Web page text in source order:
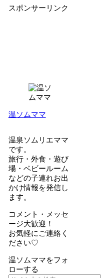
スポンサーリンク
温ソムママ
温泉ソムリエママ
です。
旅行・外食・遊び
場・ベビールーム
などの子連れお出
かけ情報を発信し
ます。
コメント・メッセ
ージ大歓迎！
お気軽にご連絡く
ださい♡
温ソムママをフォ
ローする